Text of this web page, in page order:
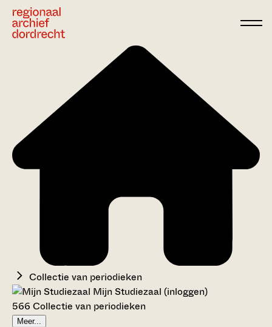
Collectie van periodieken
Mijn Studiezaal (inloggen)
566 Collectie van periodieken
Meer...